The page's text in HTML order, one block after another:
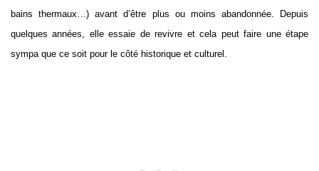
bains thermaux…) avant d’être plus ou moins abandonnée. Depuis
quelques années, elle essaie de revivre et cela peut faire une étape
sympa que ce soit pour le côté historique et culturel.